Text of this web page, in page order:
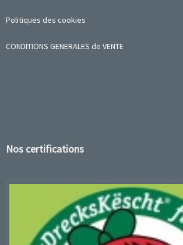
Politiques des cookies
CONDITIONS GENERALES de VENTE
Nos certifications